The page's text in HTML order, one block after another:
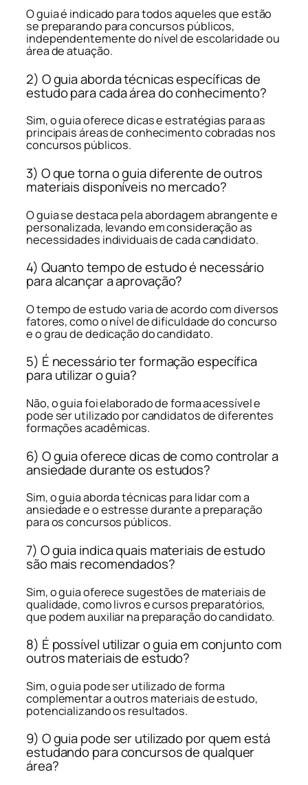
O guia é indicado para todos aqueles que estão
se preparando para concursos públicos,
independentemente do nível de escolaridade ou
área de atuação.
2) O guia aborda técnicas específicas de
estudo para cada área do conhecimento?
Sim, o guia oferece dicas e estratégias para as
principais áreas de conhecimento cobradas nos
concursos públicos.
3) O que torna o guia diferente de outros
materiais disponíveis no mercado?
O guia se destaca pela abordagem abrangente e
personalizada, levando em consideração as
necessidades individuais de cada candidato.
4) Quanto tempo de estudo é necessário
para alcançar a aprovação?
O tempo de estudo varia de acordo com diversos
fatores, como o nível de dificuldade do concurso
e o grau de dedicação do candidato.
5) É necessário ter formação específica
para utilizar o guia?
Não, o guia foi elaborado de forma acessível e
pode ser utilizado por candidatos de diferentes
formações acadêmicas.
6) O guia oferece dicas de como controlar a
ansiedade durante os estudos?
Sim, o guia aborda técnicas para lidar com a
ansiedade e o estresse durante a preparação
para os concursos públicos.
7) O guia indica quais materiais de estudo
são mais recomendados?
Sim, o guia oferece sugestões de materiais de
qualidade, como livros e cursos preparatórios,
que podem auxiliar na preparação do candidato.
8) É possível utilizar o guia em conjunto com
outros materiais de estudo?
Sim, o guia pode ser utilizado de forma
complementar a outros materiais de estudo,
potencializando os resultados.
9) O guia pode ser utilizado por quem está
estudando para concursos de qualquer
área?